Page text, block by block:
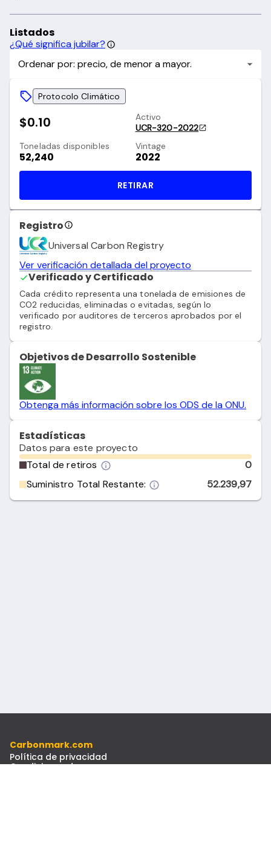
Listados
¿Qué significa jubilar?
Ordenar por: precio, de menor a mayor.
Protocolo Climático
$0.10
Activo
UCR-320-2022
Toneladas disponibles
52,240
Vintage
2022
RETIRAR
Registro
Universal Carbon Registry
Ver verificación detallada del proyecto
Verificado y Certificado
Cada crédito representa una tonelada de emisiones de
CO2 reducidas, eliminadas o evitadas, según lo
verificado por auditores de terceros aprobados por el
registro.
Objetivos de Desarrollo Sostenible
Obtenga más información sobre los ODS de la ONU.
Estadísticas
Datos para este proyecto
Total de retiros
0
Suministro Total Restante:
52.239,97
Carbonmark.com
Política de privacidad
Condiciones de uso